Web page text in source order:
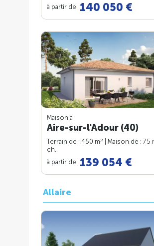
à partir de 140 050 €
Maison à
Aire-sur-l'Adour (40)
Terrain de : 450 m2 | Maison de : 75
ch.
à partir de 139 054 €
Allaire